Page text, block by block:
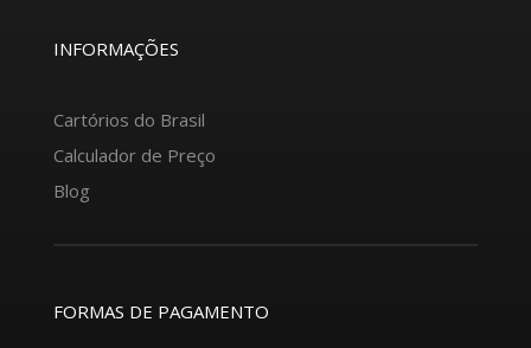
INFORMAÇÕES
Cartórios do Brasil
Calculador de Preço
Blog
FORMAS DE PAGAMENTO